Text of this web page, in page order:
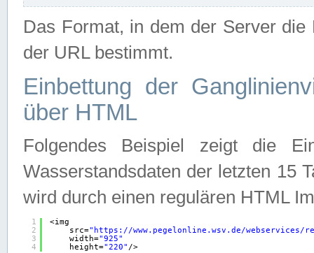
Das Format, in dem der Server
der URL bestimmt.
Einbettung der
über HTML
Folgendes Beispiel zeigt die
Wasserstandsdaten der letzten 15
wird durch einen regulären HTML
1
2
3
4
<img
src=" https://www.pegelonline.wsv.de/webservices/
width="925"
height="220" />